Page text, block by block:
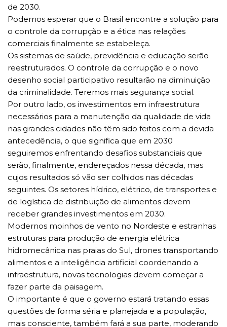
de 2030.
Podemos esperar que o Brasil encontre a solução para
o controle da corrupção e a ética nas relações
comerciais finalmente se estabeleça.
Os sistemas de saúde, previdência e educação serão
reestruturados. O controle da corrupção e o novo
desenho social participativo resultarão na diminuição
da criminalidade. Teremos mais segurança social.
Por outro lado, os investimentos em infraestrutura
necessários para a manutenção da qualidade de vida
nas grandes cidades não têm sido feitos com a devida
antecedência, o que significa que em 2030
seguiremos enfrentando desafios substanciais que
serão, finalmente, endereçados nessa década, mas
cujos resultados só vão ser colhidos nas décadas
seguintes. Os setores hídrico, elétrico, de transportes e
de logística de distribuição de alimentos devem
receber grandes investimentos em 2030.
Modernos moinhos de vento no Nordeste e estranhas
estruturas para produção de energia elétrica
hidromecânica nas praias do Sul, drones transportando
alimentos e a inteligência artificial coordenando a
infraestrutura, novas tecnologias devem começar a
fazer parte da paisagem.
O importante é que o governo estará tratando essas
questões de forma séria e planejada e a população,
mais consciente, também fará a sua parte, moderando